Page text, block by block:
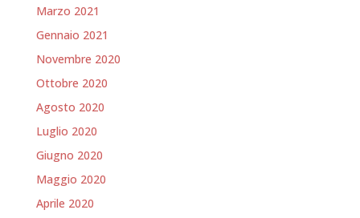
Marzo 2021
Gennaio 2021
Novembre 2020
Ottobre 2020
Agosto 2020
Luglio 2020
Giugno 2020
Maggio 2020
Aprile 2020